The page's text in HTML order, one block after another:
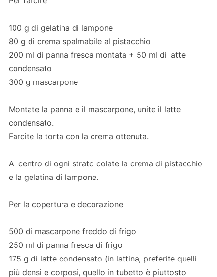
100 g di gelatina di lampone
80 g di crema spalmabile al pistacchio
200 ml di panna fresca montata + 50 ml di latte
condensato
300 g mascarpone
Montate la panna e il mascarpone, unite il latte
condensato.
Farcite la torta con la crema ottenuta.
Al centro di ogni strato colate la crema di pistacchio
e la gelatina di lampone.
Per la copertura e decorazione
500 di mascarpone freddo di frigo
250 ml di panna fresca di frigo
175 g di latte condensato (in lattina, preferite quelli
più densi e corposi, quello in tubetto è piuttosto